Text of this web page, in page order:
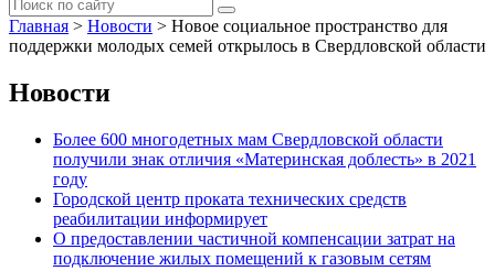
Главная > Новости > Новое социальное пространство для
поддержки молодых семей открылось в Свердловской области
Новости
Более 600 многодетных мам Свердловской области
получили знак отличия «Материнская доблесть» в 2021
году
Городской центр проката технических средств
реабилитации информирует
О предоставлении частичной компенсации затрат на
подключение жилых помещений к газовым сетям